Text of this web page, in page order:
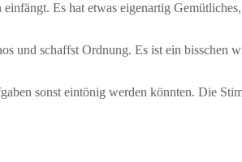
Es hat etwas eigenartig
und schaffst Ordnung. Es ist ein bisschen
sonst eintönig werden könnten. Die